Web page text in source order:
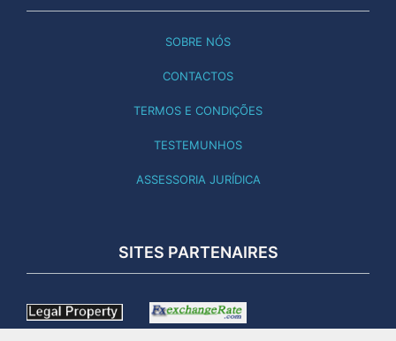
SOBRE NÓS
CONTACTOS
TERMOS E CONDIÇÕES
TESTEMUNHOS
ASSESSORIA JURÍDICA
SITES PARTENAIRES